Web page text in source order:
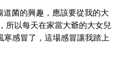
菌的興趣，應該要從我的大
所以每天在家當大爺的大女兒
感冒了，這場感冒讓我踏上